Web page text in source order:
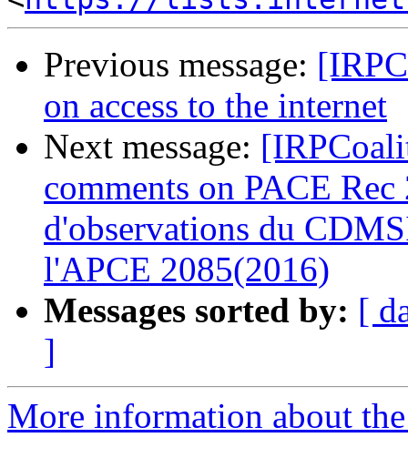
Previous message:
on access to the internet
Next message:
comments on PACE
d'observations du
l'APCE 2085(2016)
Messages sorted by: [
]
More information about